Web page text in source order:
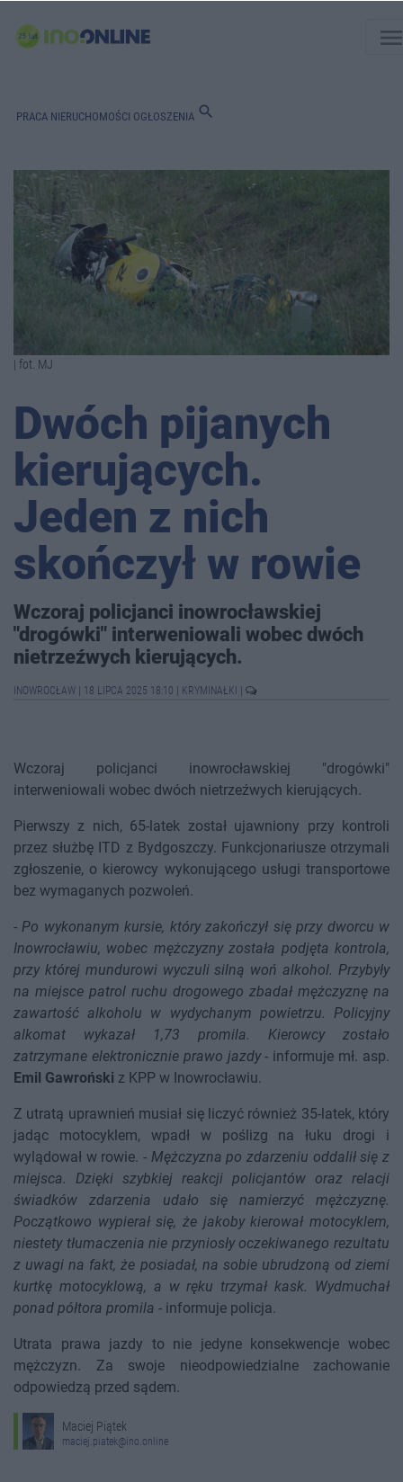
PRACA NIERUCHOMOŚCI OGŁOSZENIA search
| fot. MJ
Dwóch pijanych
kierujących.
Jeden z nich
skończył w rowie
Wczoraj policjanci inowrocławskiej
"drogówki" interweniowali wobec dwóch
nietrzeźwych kierujących.
INOWROCŁAW 18 LIPCA 2025 18:10 KRYMINAŁKI
Wczoraj policjanci inowrocławskiej "drogówki"
interweniowali wobec dwóch nietrzeźwych kierujących.
Pierwszy z nich, 65-latek został ujawniony przy kontroli
przez służbę ITD z Bydgoszczy. Funkcjonariusze otrzymali
zgłoszenie, o kierowcy wykonującego usługi transportowe
bez wymaganych pozwoleń.
-Po wykonanym kursie, który zakończył się przy dworcu w
Inowrocławiu, wobec mężczyzny została podjęta kontrola,
przy której mundurowi wyczuli silną woń alkohol. Przybyły
na miejsce patrol ruchu drogowego zbadał mężczyznę na
zawartość alkoholu w wydychanym powietrzu. Policyjny
alkomat wykazał 1,73 promila. Kierowcy zostało
zatrzymane elektronicznie prawo jazdy- informuje mł. asp.
Emil Gawroński z KPP w Inowrocławiu.
Z utratą uprawnień musiał się liczyć również 35-latek, który
jadąc motocyklem, wpadł w poślizg na łuku drogi i
wylądował w rowie. - Mężczyzna po zdarzeniu oddalił się z
miejsca. Dzięki szybkiej reakcji policjantów oraz relacji
świadków zdarzenia udało się namierzyć mężczyznę.
Początkowo wypierał się, że jakoby kierował motocyklem,
niestety tłumaczenia nie przyniosły oczekiwanego rezultatu
z uwagi na fakt, że posiadał, na sobie ubrudzoną od ziemi
kurtkę motocyklową, a w ręku trzymał kask. Wydmuchał
ponad półtora promila - informuje policja.
Utrata prawa jazdy to nie jedyne konsekwencje wobec
mężczyzn. Za swoje nieodpowiedzialne zachowanie
odpowiedzą przed sądem.
Maciej Piątek
maciej.piatek@ino.online